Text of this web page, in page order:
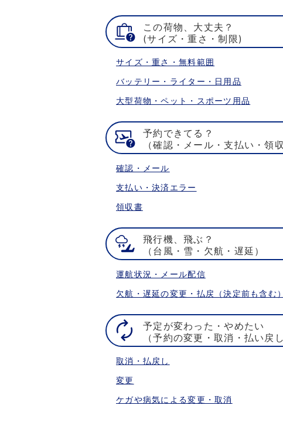
この荷物、大丈夫？
(サイズ・重さ・制限)
サイズ・重さ・無料範囲
バッテリー・ライター・日用品
大型荷物・ペット・スポーツ用品
予約できてる？
（確認・メール・支払い・領収
確認・メール
支払い・決済エラー
領収書
飛行機、飛ぶ？
（台風・雪・欠航・遅延）
運航状況・メール配信
欠航・遅延の変更・払戻（決定前も含む）
予定が変わった・やめたい
（予約の変更・取消・払い戻し
取消・払戻し
変更
ケガや病気による変更・取消